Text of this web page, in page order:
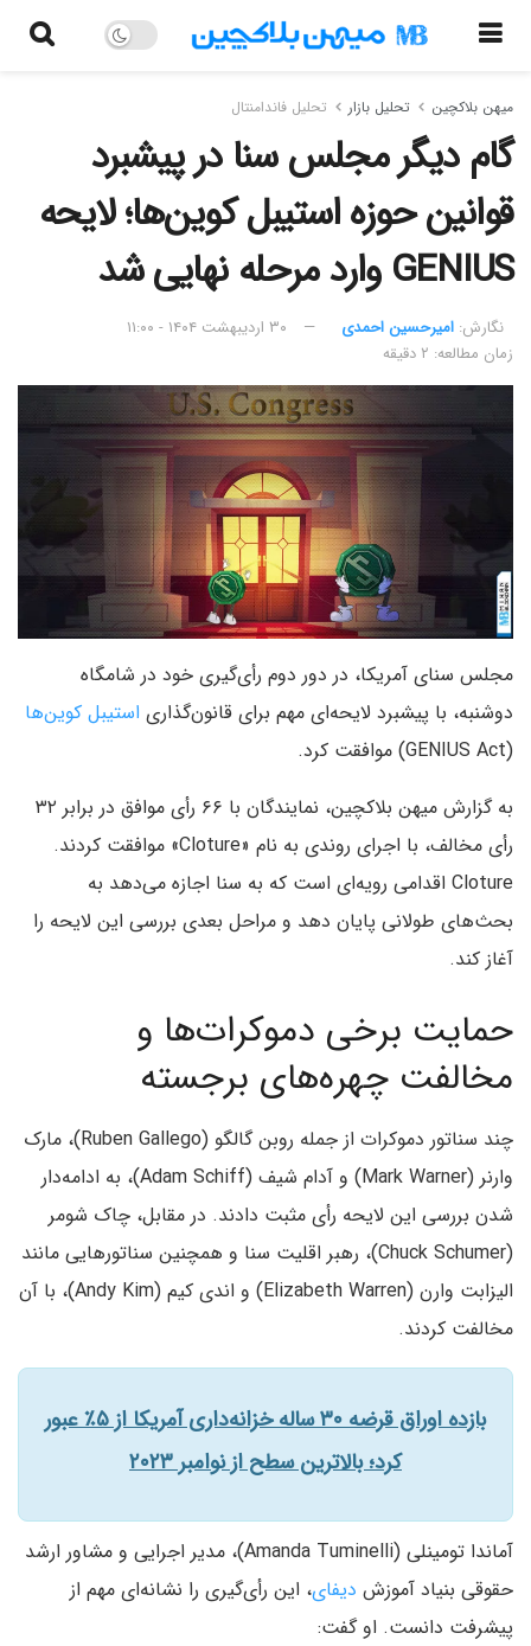
میهن بلاکچین تحلیل بازار تحلیل فاندامنتال
گام دیگر مجلس سنا در پیشبرد
قوانین حوزه استیبل کوین‌ها؛ لایحه
GENIUS وارد مرحله نهایی شد
نگارش:‌ امیرحسین احمدی
۳۰ اردیبهشت ۱۴۰۴ - ۱۱:۰۰
زمان مطالعه: ۲ دقیقه
مجلس سنای آمریکا، در دور دوم رأی‌گیری خود در شامگاه
دوشنبه، با پیشبرد لایحه‌ای مهم برای قانون‌گذاری استیبل‌ کوین‌ها
(GENIUS Act) موافقت کرد.
به گزارش میهن بلاکچین، نمایندگان با ۶۶ رأی موافق در برابر ۳۲
رأی مخالف، با اجرای روندی به نام «Cloture» موافقت کردند.
Cloture اقدامی رویه‌ای است که به سنا اجازه می‌دهد به
بحث‌های طولانی پایان دهد و مراحل بعدی بررسی این لایحه را
آغاز کند.
حمایت برخی دموکرات‌ها و
مخالفت چهره‌های برجسته
چند سناتور دموکرات از جمله روبن گالگو (Ruben Gallego)، مارک
وارنر (Mark Warner) و آدام شیف (Adam Schiff)، به ادامه‌دار
شدن بررسی این لایحه رأی مثبت دادند. در مقابل، چاک شومر
(Chuck Schumer)، رهبر اقلیت سنا و همچنین سناتورهایی مانند
الیزابت وارن (Elizabeth Warren) و اندی کیم (Andy Kim)، با آن
مخالفت کردند.
بازده اوراق قرضه ۳۰ ساله خزانه‌داری آمریکا از ۵٪ عبور
کرد؛ بالاترین سطح از نوامبر ۲۰۲۳
آماندا تومینلی (Amanda Tuminelli)، مدیر اجرایی و مشاور ارشد
حقوقی بنیاد آموزش دیفای، این رأی‌گیری را نشانه‌ای مهم از
پیشرفت دانست. او گفت: